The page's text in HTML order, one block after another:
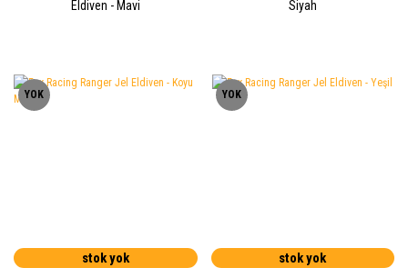
Eldiven - Mavi
Siyah
YOK
stok yok
YOK
stok yok